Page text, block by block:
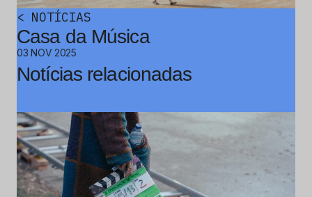
< NOTÍCIAS
Casa da Música
03 NOV 2025
Notícias relacionadas